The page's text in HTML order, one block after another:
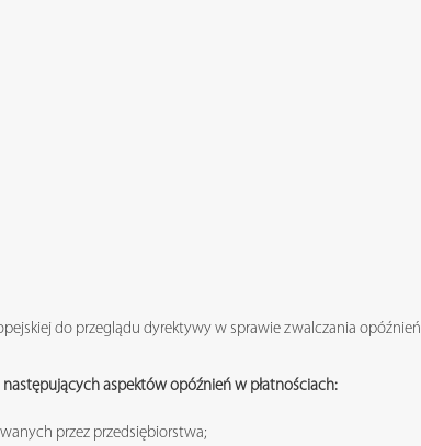
do przeglądu dyrektywy w sprawie zwalczania opóźnień
aspektów opóźnień w płatnościach:
przez przedsiębiorstwa;